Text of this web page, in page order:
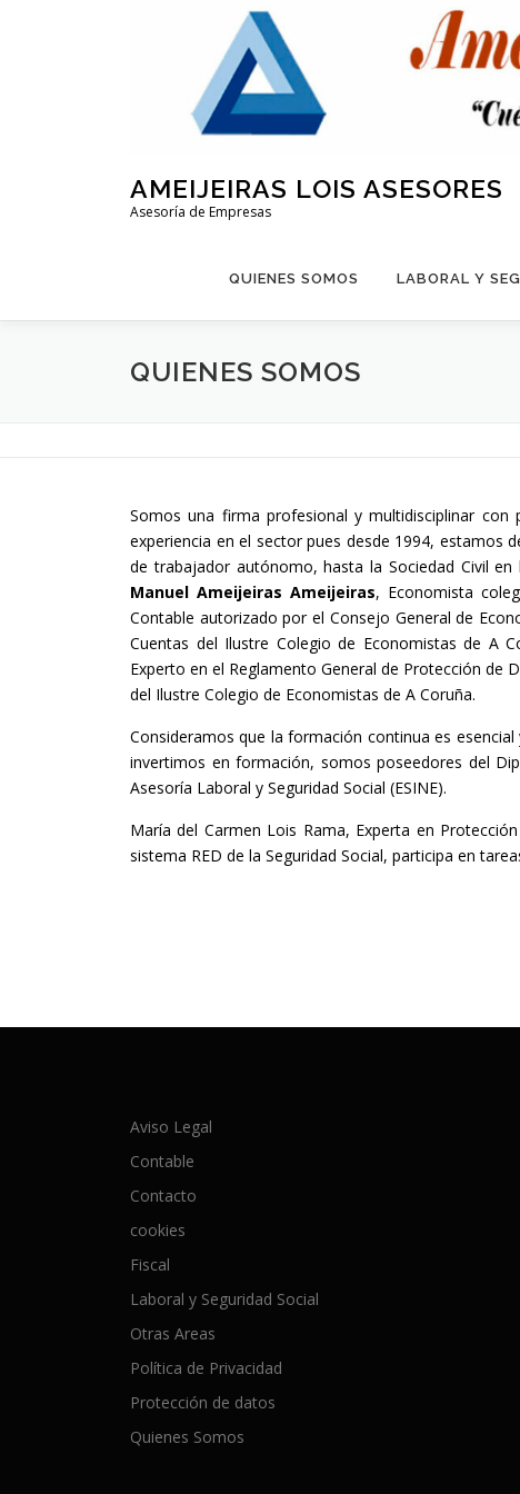
AMEIJEIRAS LOIS ASESORES
Asesoría de Empresas
QUIENES SOMOS LABORAL Y
QUIENES SOMOS
Somos una firma profesional y multidisciplinar
experiencia en el sector pues desde 1994, estamos
de trabajador autónomo, hasta la Sociedad Civil
Manuel Ameijeiras Ameijeiras, Economista
Contable autorizado por el Consejo General de
Cuentas del Ilustre Colegio de Economistas de A
Experto en el Reglamento General de Protección de
del Ilustre Colegio de Economistas de A Coruña.
Consideramos que la formación continua es
invertimos en formación, somos poseedores del
Asesoría Laboral y Seguridad Social (ESINE).
María del Carmen Lois Rama, Experta en
sistema RED de la Seguridad Social, participa en
Aviso Legal
Contable
Contacto
cookies
Fiscal
Laboral y Seguridad Social
Otras Areas
Política de Privacidad
Protección de datos
Quienes Somos